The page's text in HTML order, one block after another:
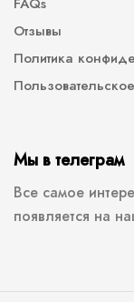
FAQs
Отзывы
Политика
Мы в телеграм
Все самое
появляется на